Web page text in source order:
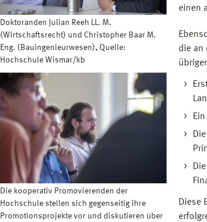
Doktoranden Julian Reeh LL. M.
(Wirtschaftsrecht) und Christopher Baar M.
Eng. (Bauingenieurwesen), Quelle:
Hochschule Wismar/kb
Die kooperativ Promovierenden der
Hochschule stellen sich gegenseitig ihre
Promotionsprojekte vor und diskutieren über
einen
die an
Diese